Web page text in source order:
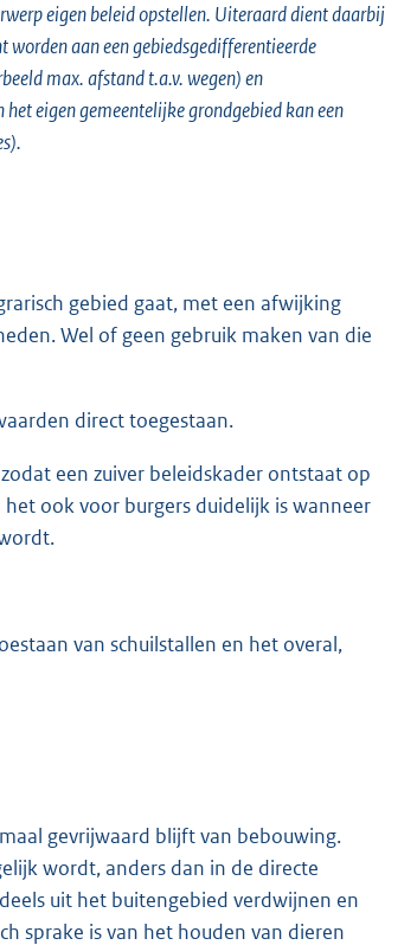
eigen beleid opstellen. Uiteraard dient daarbij
aan een gebiedsgedifferentieerde
max. afstand t.a.v. wegen) en
eigen gemeentelijke grondgebied kan een
gebied gaat, met een afwijking
Wel of geen gebruik maken van die
direct toegestaan.
een zuiver beleidskader ontstaat op
ook voor burgers duidelijk is wanneer
van schuilstallen en het overal,
gevrijwaard blijft van bebouwing.
wordt, anders dan in de directe
uit het buitengebied verdwijnen en
sprake is van het houden van dieren